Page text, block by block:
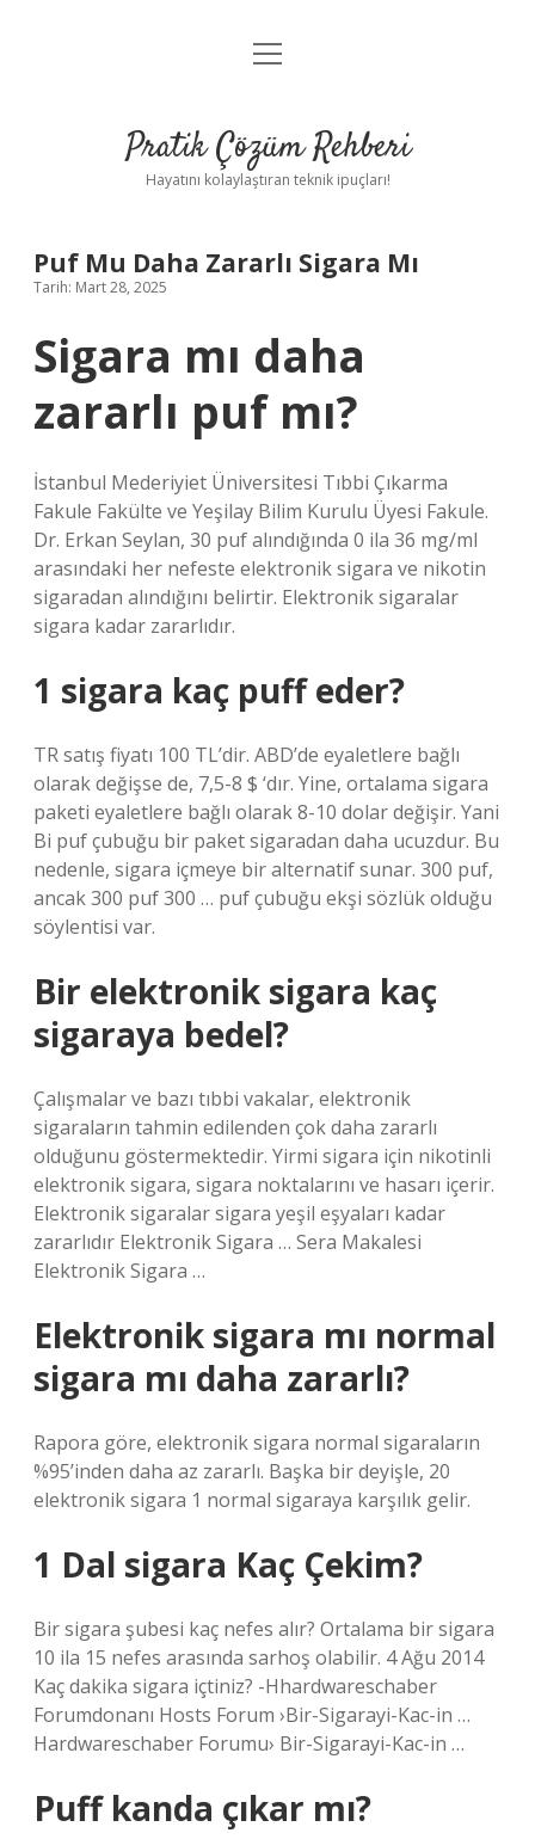
Anasayfa
Yasal Uyarı
menüyü
Pratik Çözüm Rehberi
Hayatını kolaylaştıran teknik ipuçları!
Puf Mu Daha Zararlı Sigara Mı
Tarih: Mart 28, 2025
Sigara mı daha
zararlı puf mı?
İstanbul Mederiyiet Üniversitesi Tıbbi Çıkarma
Fakule Fakülte ve Yeşilay Bilim Kurulu Üyesi Fakule.
Dr. Erkan Seylan, 30 puf alındığında 0 ila 36 mg/ml
arasındaki her nefeste elektronik sigara ve nikotin
sigaradan alındığını belirtir. Elektronik sigaralar
sigara kadar zararlıdır.
1 sigara kaç puff eder?
TR satış fiyatı 100 TL’dir. ABD’de eyaletlere bağlı
olarak değişse de, 7,5-8 $ ‘dır. Yine, ortalama sigara
paketi eyaletlere bağlı olarak 8-10 dolar değişir. Yani
Bi puf çubuğu bir paket sigaradan daha ucuzdur. Bu
nedenle, sigara içmeye bir alternatif sunar. 300 puf,
ancak 300 puf 300 … puf çubuğu ekşi sözlük olduğu
söylentisi var.
Bir elektronik sigara kaç
sigaraya bedel?
Çalışmalar ve bazı tıbbi vakalar, elektronik
sigaraların tahmin edilenden çok daha zararlı
olduğunu göstermektedir. Yirmi sigara için nikotinli
elektronik sigara, sigara noktalarını ve hasarı içerir.
Elektronik sigaralar sigara yeşil eşyaları kadar
zararlıdır Elektronik Sigara … Sera Makalesi
Elektronik Sigara …
Elektronik sigara mı normal
sigara mı daha zararlı?
Rapora göre, elektronik sigara normal sigaraların
%95’inden daha az zararlı. Başka bir deyişle, 20
elektronik sigara 1 normal sigaraya karşılık gelir.
1 Dal sigara Kaç Çekim?
Bir sigara şubesi kaç nefes alır? Ortalama bir sigara
10 ila 15 nefes arasında sarhoş olabilir. 4 Ağu 2014
Kaç dakika sigara içtiniz? -Hhardwareschaber
Forumdonanı Hosts Forum ›Bir-Sigarayi-Kac-in …
Hardwareschaber Forumu› Bir-Sigarayi-Kac-in …
Puff kanda çıkar mı?